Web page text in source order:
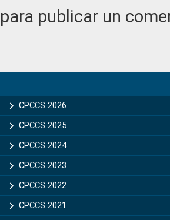
para publicar un
Sidebar
CPCCS 2026
CPCCS 2025
CPCCS 2024
CPCCS 2023
CPCCS 2022
CPCCS 2021